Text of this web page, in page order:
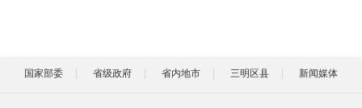
国家部委 省级政府 省内地市 三明区县 新闻媒体